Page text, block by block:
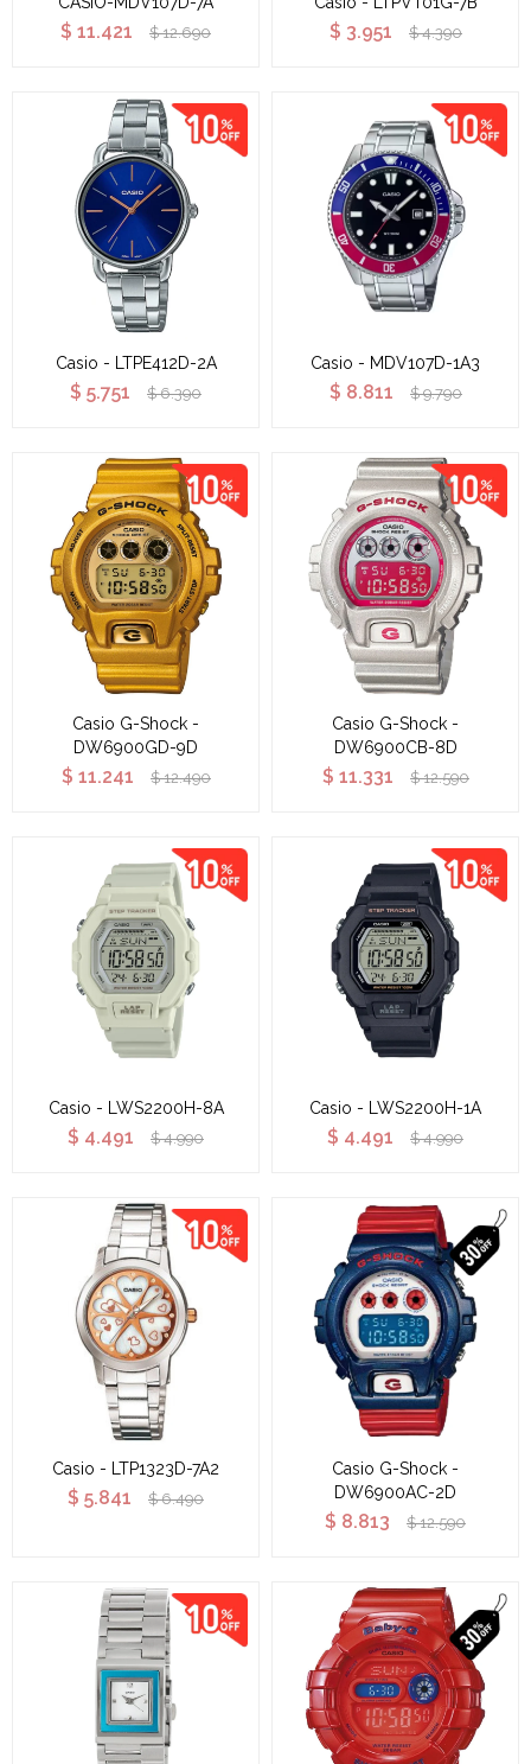
$ 11.421 $ 12.690 $ 3.951 $ 4.390
Casio - LTPE412D-2A
$ 5.751 $ 6.390
Casio - MDV107D-1A3
$ 8.811 $ 9.790
Casio G-Shock -
DW6900GD-9D
$ 11.241 $ 12.490
Casio G-Shock -
DW6900CB-8D
$ 11.331 $ 12.590
Casio - LWS2200H-8A
$ 4.491 $ 4.990
Casio - LWS2200H-1A
$ 4.491 $ 4.990
Casio - LTP1323D-7A2
$ 5.841 $ 6.490
Casio G-Shock -
DW6900AC-2D
$ 8.813 $ 12.590